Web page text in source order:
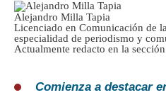
Alejandro Milla Tapia
Licenciado en Comunicación de
especialidad de periodismo y
Actualmente redacto en la
Comienza a destacar